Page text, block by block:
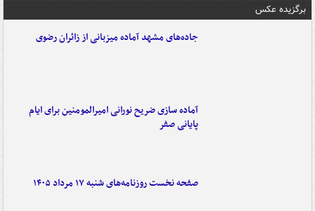
برگزیده عکس
جاده‌های مشهد آماده میزبانی از زائران رضوی
آماده سازی ضریح نورانی امیرالمومنین برای ایام
پایانی صفر
صفحه نخست روزنامه‌های شنبه ۱۷ مرداد ۱۴۰۵